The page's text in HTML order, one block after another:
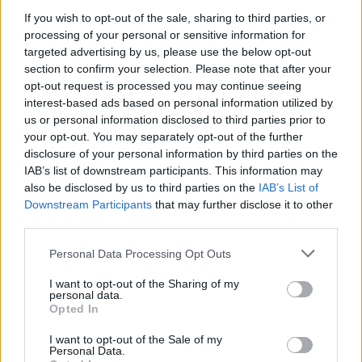
If you wish to opt-out of the sale, sharing to third parties, or
processing of your personal or sensitive information for
targeted advertising by us, please use the below opt-out
section to confirm your selection. Please note that after your
opt-out request is processed you may continue seeing
interest-based ads based on personal information utilized by
us or personal information disclosed to third parties prior to
your opt-out. You may separately opt-out of the further
disclosure of your personal information by third parties on the
IAB’s list of downstream participants. This information may
also be disclosed by us to third parties on the IAB’s List of
Downstream Participants that may further disclose it to other
Personal Data Processing Opt Outs
I want to opt-out of the Sharing of my
personal data.
Opted In
I want to opt-out of the Sale of my
Personal Data.
- En solformørkelse er en af de få begivenheder,
der kan få os alle til at stoppe op og kigge i
samme retning. Det er både smukt, fascinerende
og en fantastisk anledning til at samles om Solen,
dens betydning for livet på Jorden og vores plads i
universet. Med Sol26 vil vi give danskerne en
fælles oplevelse – og inspirere til ny viden og
nysgerrighed på naturvidenskab, siger Tina Ibsen,
der er astrofysiker og en af initiativtagerne til
Sol26.
Herunder får man et overblik over, hvornår
solformørkelsen rammer forskellige steder i
Nordjylland.
Events
Danmarks hyggeligste truckershow: -
Det er bare vokset og vokset
Jesper Hansen
Lokalreporter
Følg os på Discover
VESTER THORUP: Thorup-Klim Boldklub ramte
et truckershow i forbindelse med
Sensommerdage, som den lokale sommerfest
kaldes.